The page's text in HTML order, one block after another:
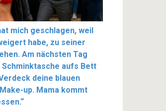
mich geschlagen, weil
habe, zu seiner
Am nächsten Tag
aufs Bett
deine blauen
up. Mama kommt